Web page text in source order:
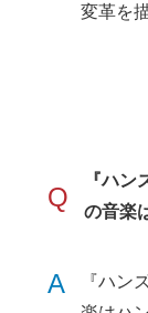
変革を
Q
『ハン
の音楽
A
『ハン